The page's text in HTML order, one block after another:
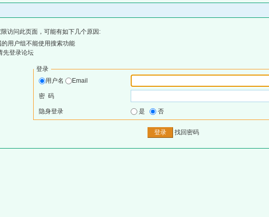
访问此页面，可能有如下几个原因:
用户组不能使用搜索功能
先登录论坛
登录
用户名
Email
密 码
隐身登录 是 否
找回密码